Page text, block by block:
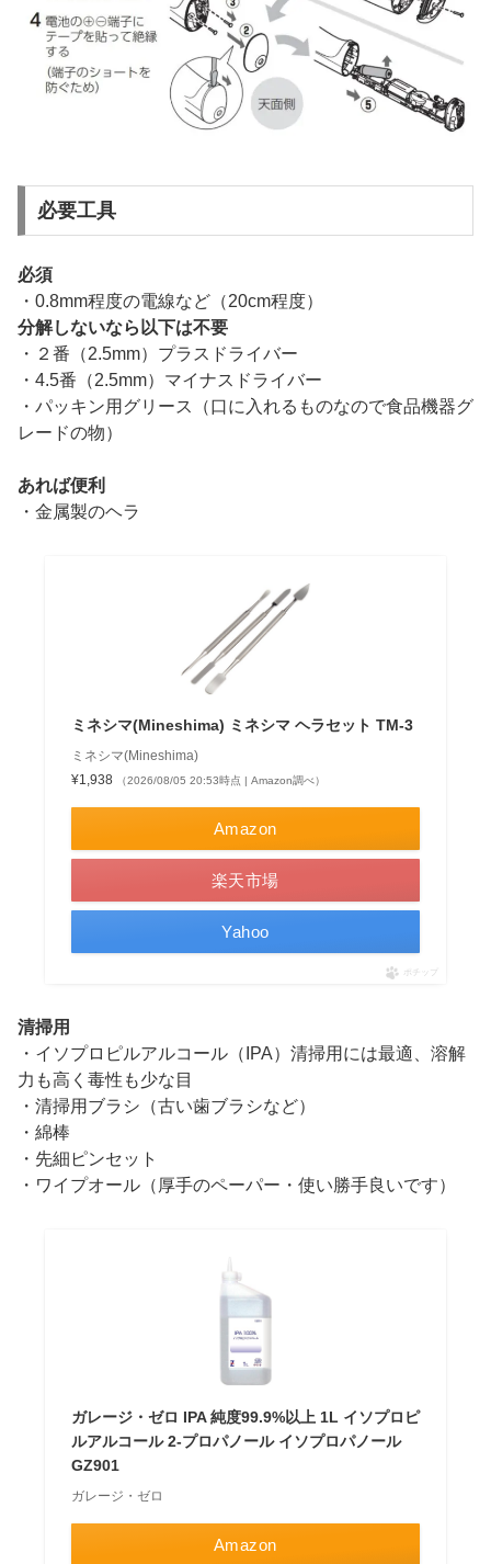
必要工具
必須
・0.8mm程度の電線など（20cm程度）
分解しないなら以下は不要
・２番（2.5mm）プラスドライバー
・4.5番（2.5mm）マイナスドライバー
・パッキン用グリース（口に入れるものなので食品機器グ
レードの物）
あれば便利
・金属製のヘラ
ミネシマ(Mineshima) ミネシマ ヘラセット TM-3
ミネシマ(Mineshima)
¥1,938
（2026/08/05 20:53時点 | Amazon調べ）
Amazon
楽天市場
Yahoo
ポチップ
清掃用
・イソプロピルアルコール（IPA）清掃用には最適、溶解
力も高く毒性も少な目
・清掃用ブラシ（古い歯ブラシなど）
・綿棒
・先細ピンセット
・ワイプオール（厚手のペーパー・使い勝手良いです）
ガレージ・ゼロ IPA 純度99.9%以上 1L イソプロピ
ルアルコール 2-プロパノール イソプロパノール
GZ901
ガレージ・ゼロ
Amazon